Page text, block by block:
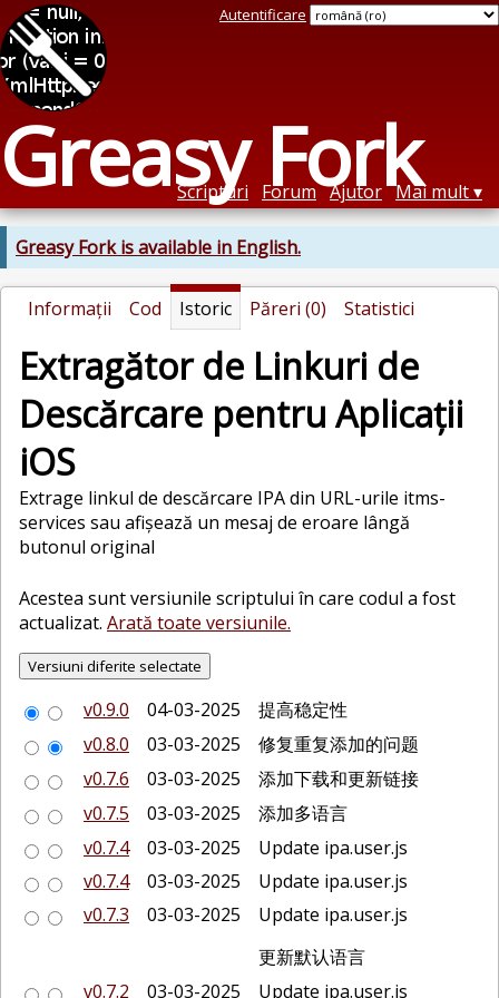
Greasy Fork
Autentificare
Scripturi Forum Ajutor Mai mult
Greasy Fork is available in English.
Informații Cod Istoric Păreri (0) Statistici
Extragător de Linkuri de
Descărcare pentru Aplicații
iOS
Extrage linkul de descărcare IPA din URL-urile itms-
services sau afișează un mesaj de eroare lângă
butonul original
Acestea sunt versiunile scriptului în care codul a fost
actualizat. Arată toate versiunile.
v0.9.0 04-03-2025
提高稳定性
v0.8.0
03-03-2025
修复重复添加的问题
v0.7.6
03-03-2025
添加下载和更新链接
v0.7.5
03-03-2025
添加多语言
v0.7.4
03-03-2025
Update ipa.user.js
v0.7.4
03-03-2025
Update ipa.user.js
v0.7.3
03-03-2025
Update ipa.user.js
更新默认语言
v0.7.2
03-03-2025 Update ipa.user.js